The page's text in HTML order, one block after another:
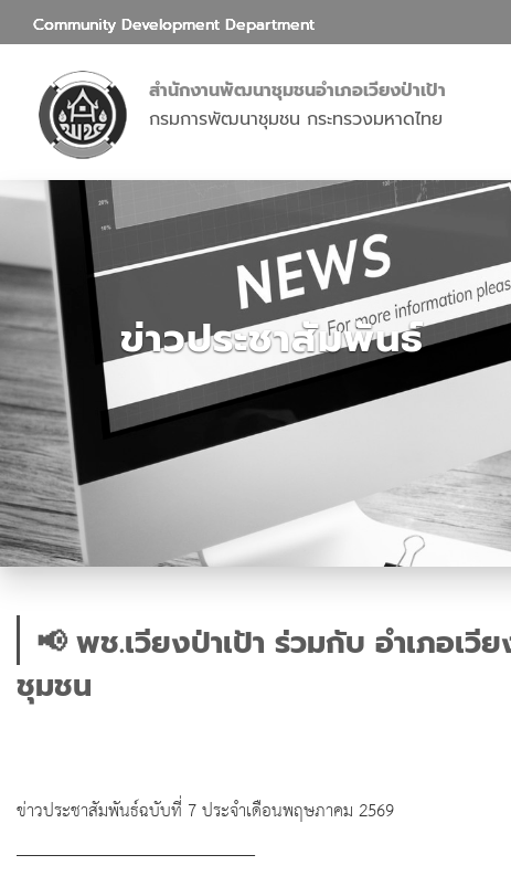
Community Development Department
สำนักงานพัฒนาชุมชนอำเภอเวียงป่าเป้า
กรมการพัฒนาชุมชน กระทรวงมหาดไทย
ข่าวประชาสัมพันธ์
📢 พช.เวียงป่าเป้า ร่วมกับ อำเภอเ
ชุมชน
ข่าวประชาสัมพันธ์ฉบับที่ 7 ประจำเดือนพฤษภาคม 2569
___________________________